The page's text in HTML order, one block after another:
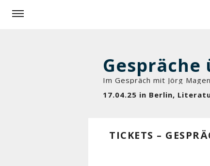
Im Gespräch mit Jörg
17.04.25 in Berlin,
TICKETS –